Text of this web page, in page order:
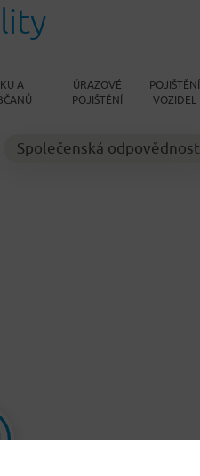
A
ÚRAZOVÉ
POJIŠTĚNÍ
POJIŠTĚNÍ
VOZIDEL
Společenská odpovědnost